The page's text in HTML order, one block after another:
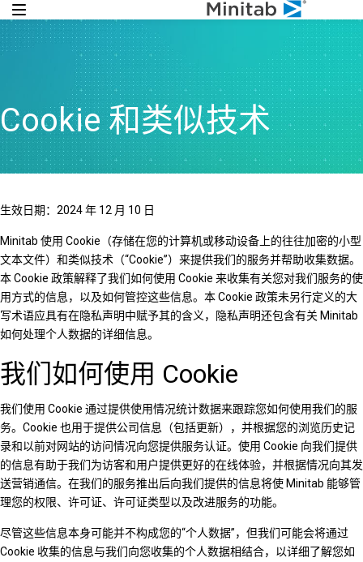
Cookie 和类似技术
生效日期：2024 年 12 月 10 日
Minitab 使用 Cookie（存储在您的计算机或移动设备上的往往加密的小型
文本文件）和类似技术（“Cookie”）来提供我们的服务并帮助收集数据。
本 Cookie 政策解释了我们如何使用 Cookie 来收集有关您对我们服务的使
用方式的信息，以及如何管控这些信息。本 Cookie 政策未另行定义的大
写术语应具有在隐私声明中赋予其的含义，隐私声明还包含有关 Minitab
如何处理个人数据的详细信息。
我们如何使用 Cookie
我们使用 Cookie 通过提供使用情况统计数据来跟踪您如何使用我们的服
务。Cookie 也用于提供公司信息（包括更新），并根据您的浏览历史记
录和以前对网站的访问情况向您提供服务认证。使用 Cookie 向我们提供
的信息有助于我们为访客和用户提供更好的在线体验，并根据情况向其发
送营销通信。在我们的服务推出后向我们提供的信息将使 Minitab 能够管
理您的权限、许可证、许可证类型以及改进服务的功能。
尽管这些信息本身可能并不构成您的“个人数据”，但我们可能会将通过
Cookie 收集的信息与我们向您收集的个人数据相结合，以详细了解您如